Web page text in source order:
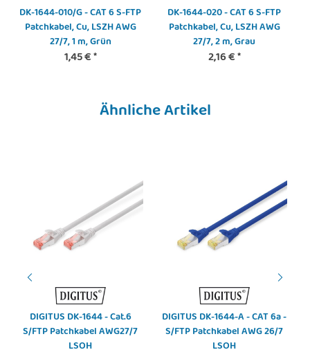
DK-1644-010/G - CAT 6 S-FTP
Patchkabel, Cu, LSZH AWG
27/7, 1 m, Grün
1,45 €*
DK-1644-020 - CAT 6 S-FTP
Patchkabel, Cu, LSZH AWG
27/7, 2 m, Grau
2,16 €*
Ähnliche Artikel
DIGITUS DK-1644 - Cat.6
S/FTP Patchkabel AWG27/7
LSOH
DIGITUS DK-1644-A - CAT 6a -
S/FTP Patchkabel AWG 26/7
LSOH